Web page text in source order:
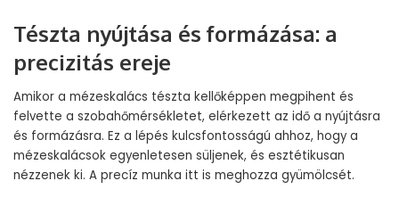
Tészta nyújtása és formázása: a
precizitás ereje
Amikor a mézeskalács tészta kellőképpen megpihent és
felvette a szobahőmérsékletet, elérkezett az idő a nyújtásra
és formázásra. Ez a lépés kulcsfontosságú ahhoz, hogy a
mézeskalácsok egyenletesen süljenek, és esztétikusan
nézzenek ki. A precíz munka itt is meghozza gyümölcsét.